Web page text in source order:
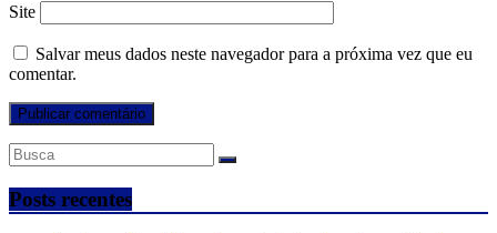
Site
Salvar meus dados neste navegador para a próxima vez que eu
comentar.
Posts recentes